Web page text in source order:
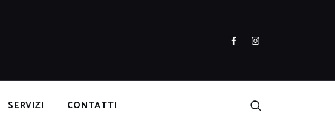
SERVIZI CONTATTI